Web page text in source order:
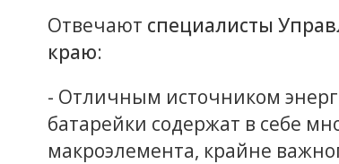
Отвечают специалисты
краю:
- Отличным источником
батарейки содержат в себе
макроэлемента, крайне